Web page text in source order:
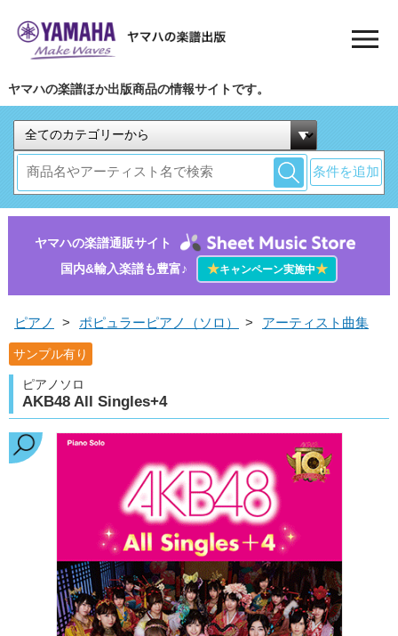
ヤマハの楽譜ほか出版商品の情報サイトです。
条件を追加
ヤマハの楽譜通販サイト
国内&輸入楽譜も豊富♪
★キャンペーン実施中★
ピアノ > ポピュラーピアノ（ソロ） > アーティスト曲集
サンプル有り
ピアノソロ
AKB48 All Singles+4